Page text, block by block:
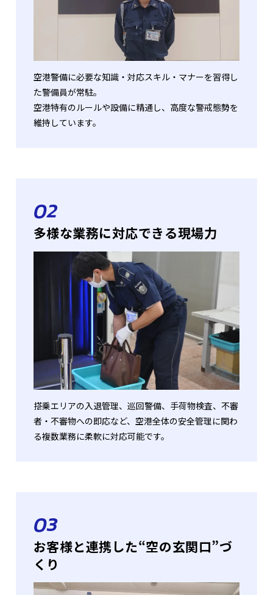
空港警備に必要な知識・対応スキル・マナーを習得し
た警備員が常駐。
空港特有のルールや設備に精通し、高度な警戒態勢を
維持しています。
02
多様な業務に対応できる現場力
搭乗エリアの入退管理、巡回警備、手荷物検査、不審
者・不審物への即応など、空港全体の安全管理に関わ
る複数業務に柔軟に対応可能です。
03
お客様と連携した“空の玄関口”づ
くり